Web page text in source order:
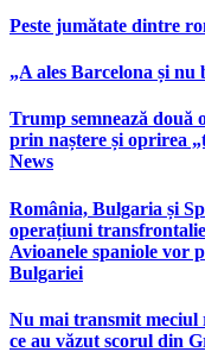
Peste jumătate dintre
„A ales Barcelona și
Trump semnează două
prin naștere și oprirea
News
România, Bulgaria și
operațiuni
Avioanele spaniole vor
Bulgariei
Nu mai transmit
ce au văzut scorul din